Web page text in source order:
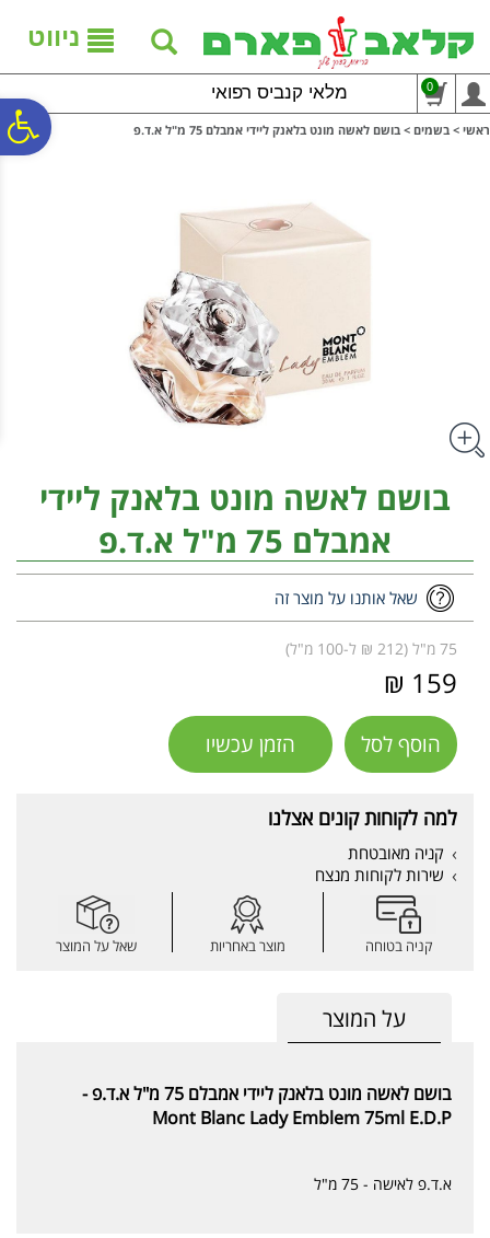
נגישות
אתר
המרכזי
ניווט
מלאי קנביס רפואי 0
ראשי > בשמים > בושם לאשה מונט בלאנק ליידי אמבלם 75 מ"ל א.ד.פ
בושם לאשה מונט בלאנק ליידי
אמבלם 75 מ"ל א.ד.פ
שאל אותנו על מוצר זה
75 מ"ל (212 ₪ ל-100 מ"ל)
159 ₪
הוסף לסל הזמן עכשיו
למה לקוחות קונים אצלנו
קניה מאובטחת
שירות לקוחות מנצח
קניה בטוחה מוצר באחריות שאל על המוצר
על המוצר
בושם לאשה מונט בלאנק ליידי אמבלם 75 מ"ל א.ד.פ -
Mont Blanc Lady Emblem 75ml E.D.P
א.ד.פ לאישה - 75 מ"ל